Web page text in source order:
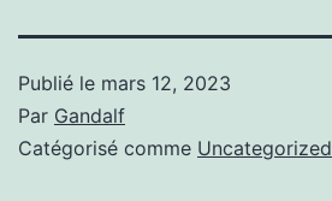
Publié le mars 12, 2023
Par Gandalf
Catégorisé comme Uncategorized